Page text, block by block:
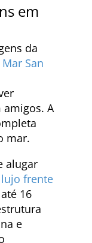
em
da
San
A
mar.
alugar
lujo frente
16
e